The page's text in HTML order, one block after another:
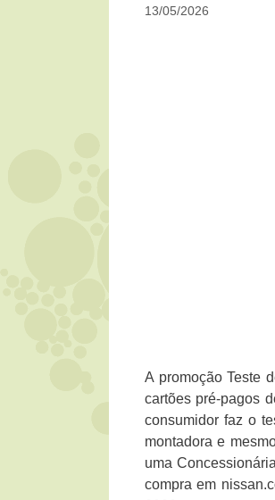
13/05/2026
A promoção Teste
cartões pré-pagos
consumidor faz o
montadora e
uma
compra em